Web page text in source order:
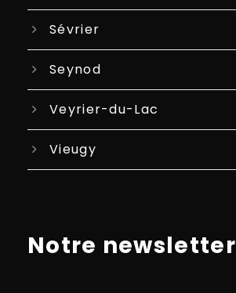
Sévrier
Seynod
Veyrier-du-Lac
Vieugy
Notre newsletter